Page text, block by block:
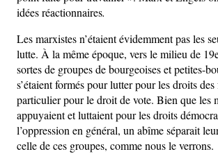
idées réactionnaires.
Les marxistes n’étaient évidemment pas les
lutte. À la même époque, vers le milieu de
sortes de groupes de bourgeoises et petites-
s’étaient formés pour lutter pour les droits des
particulier pour le droit de vote. Bien que les
appuyaient et luttaient pour les droits
l’oppression en général, un abîme séparait
celle de ces groupes, comme nous le verrons.